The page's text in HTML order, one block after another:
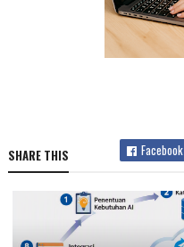
SHARE THIS Facebook